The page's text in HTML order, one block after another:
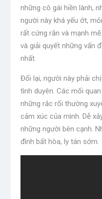
những cô gái hiền lành,
người này khá yếu ớt,
rất cứng rắn và mạnh
và giải quyết những vấn
nhất.
Đổi lại, người này phải
tình duyên. Các mối
những rắc rối thường
cảm xúc của mình. Dễ
những người bên cạnh.
đình bất hòa, ly tán sớm.